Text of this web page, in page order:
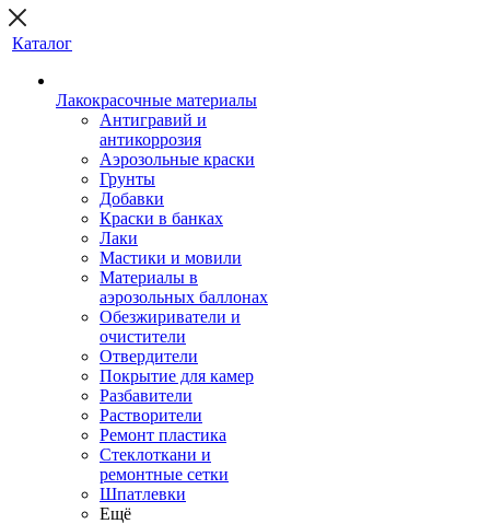
Каталог
Лакокрасочные материалы
Антигравий и
антикоррозия
Аэрозольные краски
Грунты
Добавки
Краски в банках
Лаки
Мастики и мовили
Материалы в
аэрозольных баллонах
Обезжириватели и
очистители
Отвердители
Покрытие для камер
Разбавители
Растворители
Ремонт пластика
Стеклоткани и
ремонтные сетки
Шпатлевки
Ещё